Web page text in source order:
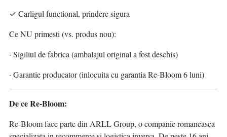
✓ Carligul functional, prindere sigura
Ce NU primesti (vs. produs nou):
· Sigiliul de fabrica (ambalajul original a fost deschis)
· Garantie producator (inlocuita cu garantia Re-Bloom 6 luni)
De ce Re-Bloom:
Re-Bloom face parte din ARLL Group, o companie romaneasca